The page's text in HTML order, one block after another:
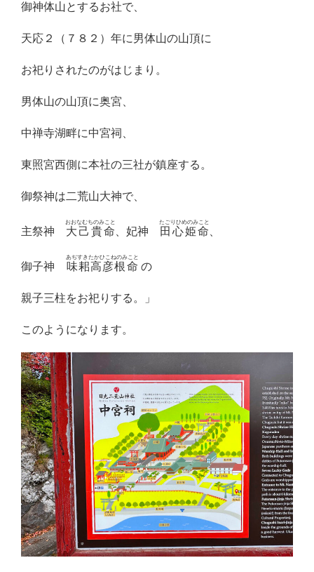
御神体山とするお社で、
天応２（７８２）年に男体山の山頂に
お祀りされたのがはじまり。
男体山の山頂に奥宮、
中禅寺湖畔に中宮祠、
東照宮西側に本社の三社が鎮座する。
御祭神は二荒山大神で、
主祭神 大己貴命
おおなむちのみこと
、妃神 田心姫命
たごりひめのみこと
御子神 味耜高彦根命
あぢすきたかひこねのみこと
の
親子三柱をお祀りする。」
このようになります。